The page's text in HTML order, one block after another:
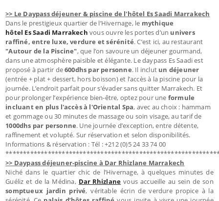
>> Le Daypass déjeuner & piscine de l'hôtel Es Saadi Marrakech
Dans le prestigieux quartier de l’Hivernage, le mythique
hôtel Es Saadi Marrakech vous ouvre les portes d’un univers
raffiné, entre luxe, verdure et sérénité. C’est ici, au restaurant
"Autour de la Piscine", que l’on savoure un déjeuner gourmand,
dans une atmosphère paisible et élégante. Le daypass Es Saadi est
proposé à partir de600dhs par personne. Il inclut un déjeuner
(entrée + plat + dessert, hors boisson) et l’accès à la piscine pour la
journée. L’endroit parfait pour s’évader sans quitter Marrakech. Et
pour prolonger l’expérience bien-être, optez pour une formule
incluant en plus l'accès à l'Oriental Spa, avec au choix : hammam
et gommage ou 30 minutes de massage ou soin visage, au tarif de
1000dhs par personne. Une journée d’exception, entre détente,
raffinement et volupté. Sur réservation et selon disponibilités.
Informations & réservation : Tél : +212 (0)5 24 33 74 00
>> Daypass déjeuner-piscine à Dar Rhizlane Marrakech
Niché dans le quartier chic de l’Hivernage, à quelques minutes de
Guéliz et de la Médina, Dar Rhizlane vous accueille au sein de son
somptueux jardin privé, véritable écrin de verdure propice à la